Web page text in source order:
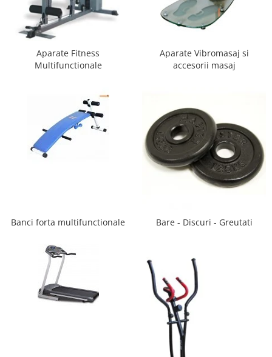
Patuturi lemn 140 x 70 cm
Pat copii 160 x 80 cm
Pat tineret
Saltele patut copii
Saltele mici
Saltele de la 140 x 70 cm
Saltele 127 x 63 cm
Saltele de la 160 x 80 cm
Saltele gonflabile
Lenjerie patuturi tineret
Paturici copii
Perne copii si mamici
Protectii saltea
Tarcuri si patuturi pliabile
Aparate Fitness
Multifunctionale
Aparate Vibromasaj si
accesorii masaj
Banci forta multifunctionale Bare - Discuri - Greutati